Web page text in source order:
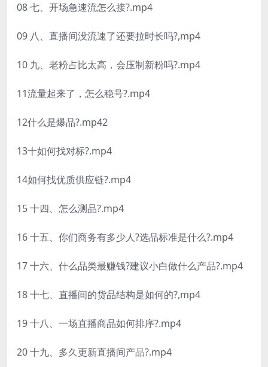
08 七、开场急速流怎么接?.mp4
09 八、直播间没流速了还要拉时长吗?,mp4
10 九、老粉占比太高，会压制新粉吗?.mp4
11流量起来了，怎么稳号?.mp4
12什么是爆品?.mp42
13十如何找对标?.mp4
14如何找优质供应链?.mp4
15 十四、怎么测品?.mp4
16 十五、你们商务有多少人?选品标准是什么?.mp4
17 十六、什么品类最赚钱?建议小白做什么产品?.mp4
18 十七、直播间的货品结构是如何的?,mp4
19 十八、一场直播商品如何排序?.mp4
20 十九、多久更新直播间产品?.mp4